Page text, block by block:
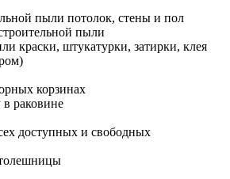
пыли потолок, стены и пол
пыли
краски, штукатурки, затирки, клея
корзинах
раковине
доступных и свободных